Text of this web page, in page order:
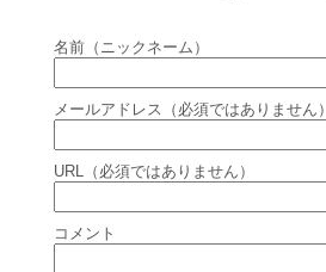
名前（ニックネーム）
メールアドレス（必須ではありません）
URL（必須ではありません）
コメント